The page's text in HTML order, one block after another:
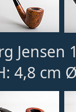
Jensen
4,8 cm